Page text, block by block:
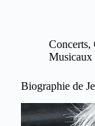
Concerts,
Musicaux
Biographie de